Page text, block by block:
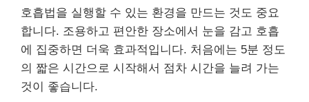
호흡법을 실행할 수 있는 환경을 만드는 것도 중요
합니다. 조용하고 편안한 장소에서 눈을 감고 호흡
에 집중하면 더욱 효과적입니다. 처음에는 5분 정도
의 짧은 시간으로 시작해서 점차 시간을 늘려 가는
것이 좋습니다.